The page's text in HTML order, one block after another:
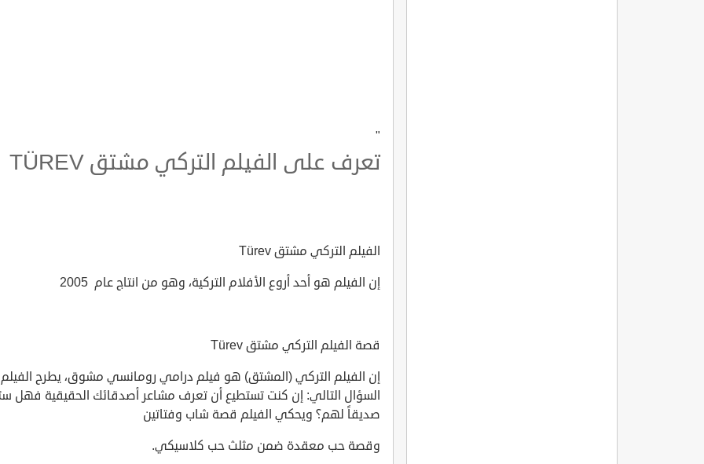
"
تعرف على الفيلم التركي مشتق TÜREV
الفيلم التركي مشتق Türev
إن الفيلم هو أحد أروع الأفلام التركية، وهو من انتاج عام 2005
قصة الفيلم التركي مشتق Türev
إن الفيلم التركي (المشتق) هو فيلم درامي رومانسي مشوق، يطرح الفيلم
السؤال التالي: إن كنت تستطيع أن تعرف مشاعر أصدقائك الحقيقية فهل
صديقاً لهم؟ ويحكي الفيلم قصة شاب وفتاتين
وقصة حب معقدة ضمن مثلث حب كلاسيكي.